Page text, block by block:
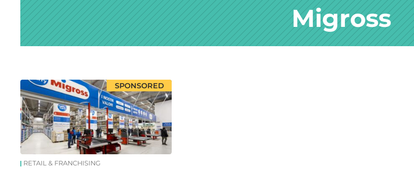
Migross
News SPONSORED
RETAIL & FRANCHISING